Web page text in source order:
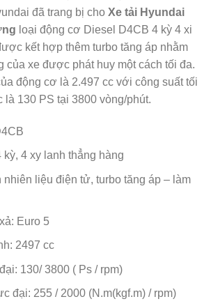
đã trang bị cho Xe tải Hyundai
loại động cơ Diesel D4CB 4 kỳ 4 xi
kết hợp thêm turbo tăng áp nhằm
của xe được phát huy một cách tối đa.
động cơ là 2.497 cc với công suất tối
là 130 PS tại 3800 vòng/phút.
kỳ, 4 xy lanh thẳng hàng
nhiên liệu điện tử, turbo tăng áp – làm
Euro 5
2497 cc
130/ 3800 ( Ps / rpm)
đại: 255 / 2000 (N.m(kgf.m) / rpm)